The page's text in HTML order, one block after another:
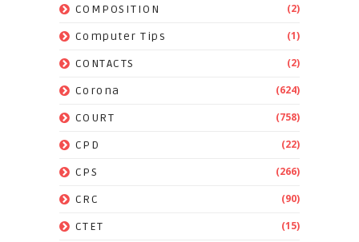
COMPOSITION (2)
Computer Tips (1)
CONTACTS (2)
Corona (624)
COURT (758)
CPD (22)
CPS (266)
CRC (90)
CTET (15)